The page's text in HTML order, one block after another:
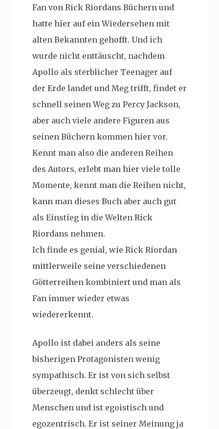
Fan von Rick Riordans Büchern und
hatte hier auf ein Wiedersehen mit
alten Bekannten gehofft. Und ich
wurde nicht enttäuscht, nachdem
Apollo als sterblicher Teenager auf
der Erde landet und Meg trifft, findet er
schnell seinen Weg zu Percy Jackson,
aber auch viele andere Figuren aus
seinen Büchern kommen hier vor.
Kennt man also die anderen Reihen
des Autors, erlebt man hier viele tolle
Momente, kennt man die Reihen nicht,
kann man dieses Buch aber auch gut
als Einstieg in die Welten Rick
Riordans nehmen.
Ich finde es genial, wie Rick Riordan
mittlerweile seine verschiedenen
Götterreihen kombiniert und man als
Fan immer wieder etwas
wiedererkennt.
Apollo ist dabei anders als seine
bisherigen Protagonisten wenig
sympathisch. Er ist von sich selbst
überzeugt, denkt schlecht über
Menschen und ist egoistisch und
egozentrisch. Er ist seiner Meinung ja